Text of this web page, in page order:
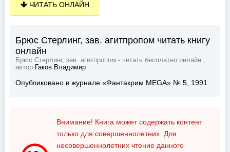
ЧИТАТЬ ОНЛАЙН
Брюс Стерлинг, зав. агитпропом читать книгу
онлайн
Брюс Стерлинг, зав. агитпропом - читать бесплатно онлайн ,
автор
Гаков Владимир
Опубликовано в журнале «Фантакрим MEGA» № 5, 1991
Внимание! Книга может содержать контент
только для совершеннолетних. Для
несовершеннолетних чтение данного